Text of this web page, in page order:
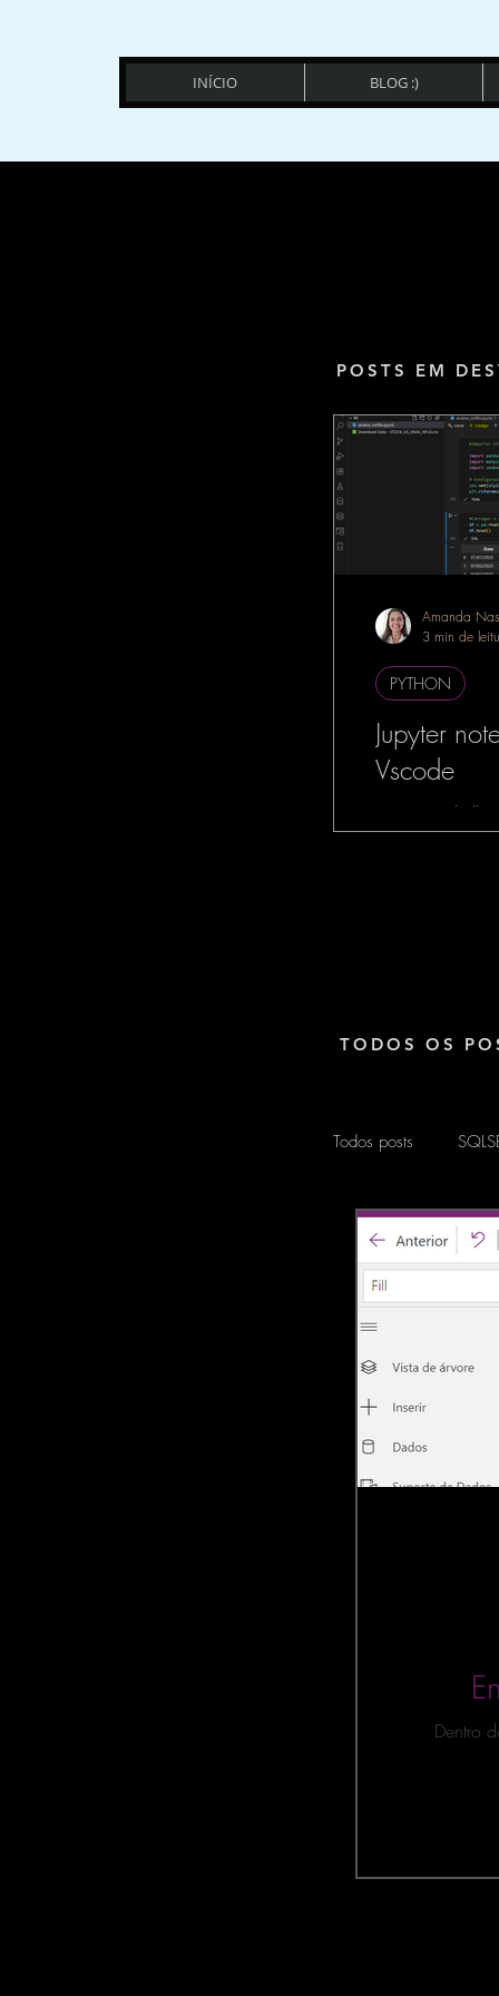
INÍCIO BLOG :)
POSTS EM
TODOS OS
Todos posts
EXCEL
POWER
Dentro
Jupyter
Vscode
Se você
dados, Machine
Intelligence, é
PYTHON
Amanda
3 min de